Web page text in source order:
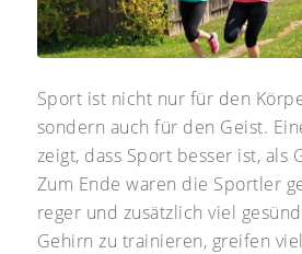
Sport ist nicht nur für den
sondern auch für den Geist.
zeigt, dass Sport besser ist, als
Zum Ende waren die Sportler
reger und zusätzlich viel
Gehirn zu trainieren, greifen